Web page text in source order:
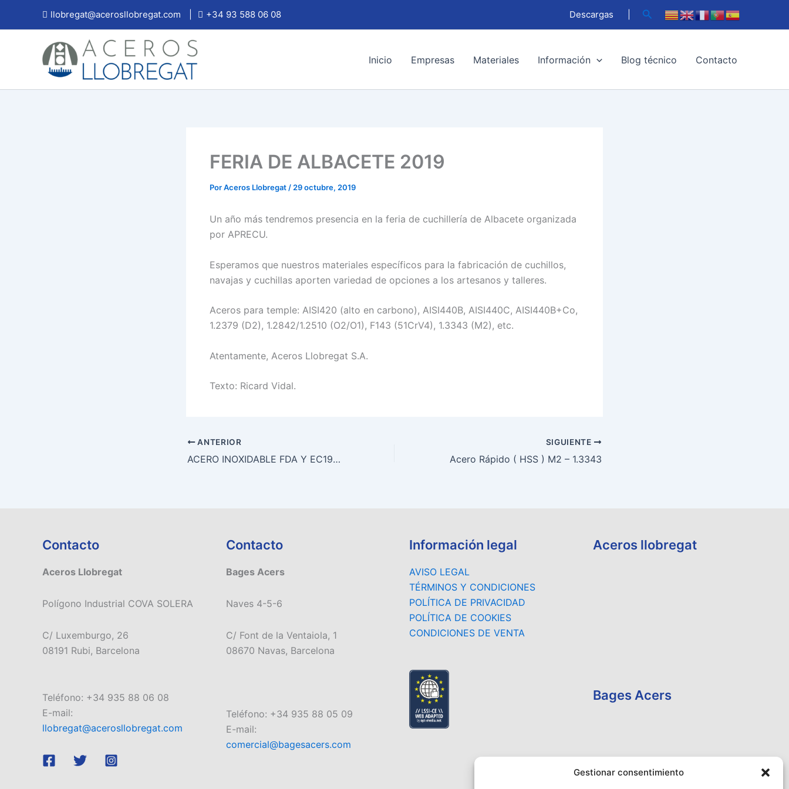
Gestionar consentimiento
llobregat@acerosllobregat.com +34 93 588 06 08 Descargas Buscar
Inicio Empresas Materiales Información Blog técnico Contacto
FERIA DE ALBACETE 2019
PorAceros Llobregat / 29 octubre, 2019
Un año más tendremos presencia en la feria de cuchillería de Albacete organizada
por APRECU.
Esperamos que nuestros materiales específicos para la fabricación de cuchillos,
navajas y cuchillas aporten variedad de opciones a los artesanos y talleres.
Aceros para temple: AISI420 (alto en carbono), AISI440B, AISI440C, AISI440B+Co,
1.2379 (D2), 1.2842/1.2510 (O2/O1), F143 (51CrV4), 1.3343 (M2), etc.
Atentamente, Aceros Llobregat S.A.
Texto: Ricard Vidal.
ANTERIOR
ACERO INOXIDABLE FDA Y EC1935/2004
SIGUIENTE
Acero Rápido ( HSS ) M2 – 1.3343
Contacto
Aceros Llobregat
Polígono Industrial COVA SOLERA
C/ Luxemburgo, 26
08191 Rubi, Barcelona
Teléfono: +34 935 88 06 08
E-mail:
llobregat@acerosllobregat.com
Contacto
Bages Acers
Naves 4-5-6
C/ Font de la Ventaiola, 1
08670 Navas, Barcelona
Teléfono: +34 935 88 05 09
E-mail:
comercial@bagesacers.com
Información legal
AVISO LEGAL
TÉRMINOS Y CONDICIONES
POLÍTICA DE PRIVACIDAD
POLÍTICA DE COOKIES
CONDICIONES DE VENTA
Aceros llobregat
Bages Acers